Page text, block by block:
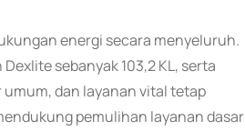
energi secara menyeluruh.
sebanyak 103,2 KL, serta
umum, dan layanan vital tetap
pemulihan layanan dasar